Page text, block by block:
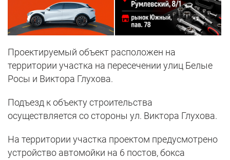
Проектируемый объект расположен на
территории участка на пересечении улиц Белые
Росы и Виктора Глухова.
Подъезд к объекту строительства
осуществляется со стороны ул. Виктора Глухова.
На территории участка проектом предусмотрено
устройство автомойки на 6 постов, бокса